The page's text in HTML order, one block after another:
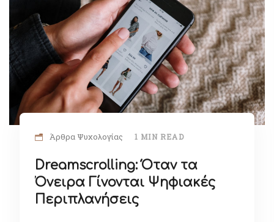
Άρθρα Ψυχολογίας 1 MIN READ
Dreamscrolling: Όταν τα
Όνειρα Γίνονται Ψηφιακές
Περιπλανήσεις